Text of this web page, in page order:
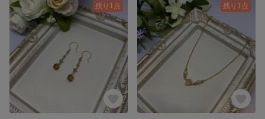
残り1点 残り1点